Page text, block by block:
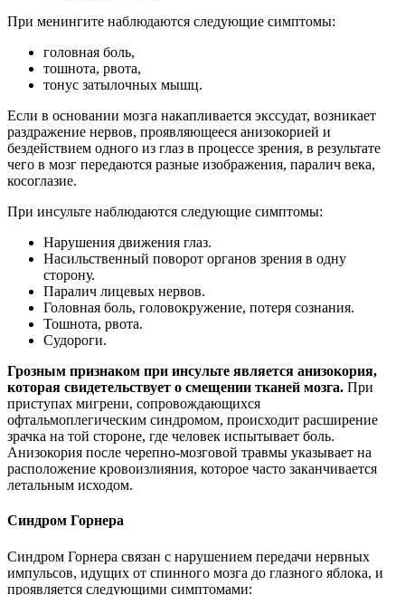
При менингите наблюдаются следующие симптомы:
головная боль,
тошнота, рвота,
тонус затылочных мышц.
Если в основании мозга накапливается экссудат, возникает
раздражение нервов, проявляющееся анизокорией и
бездействием одного из глаз в процессе зрения, в результате
чего в мозг передаются разные изображения, паралич века,
косоглазие.
При инсульте наблюдаются следующие симптомы:
Нарушения движения глаз.
Насильственный поворот органов зрения в одну
сторону.
Паралич лицевых нервов.
Головная боль, головокружение, потеря сознания.
Тошнота, рвота.
Судороги.
Грозным признаком при инсульте является анизокория,
которая свидетельствует о смещении тканей мозга. При
приступах мигрени, сопровождающихся
офтальмоплегическим синдромом, происходит расширение
зрачка на той стороне, где человек испытывает боль.
Анизокория после черепно-мозговой травмы указывает на
расположение кровоизлияния, которое часто заканчивается
летальным исходом.
Синдром Горнера
Синдром Горнера связан с нарушением передачи нервных
импульсов, идущих от спинного мозга до глазно­го яблока, и
проявляется следующими симптомами: